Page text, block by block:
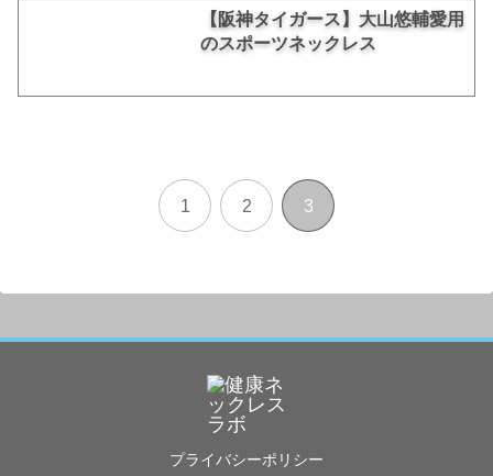
【阪神タイガース】大山悠輔愛用
のスポーツネックレス
1 2 3
プライバシーポリシー